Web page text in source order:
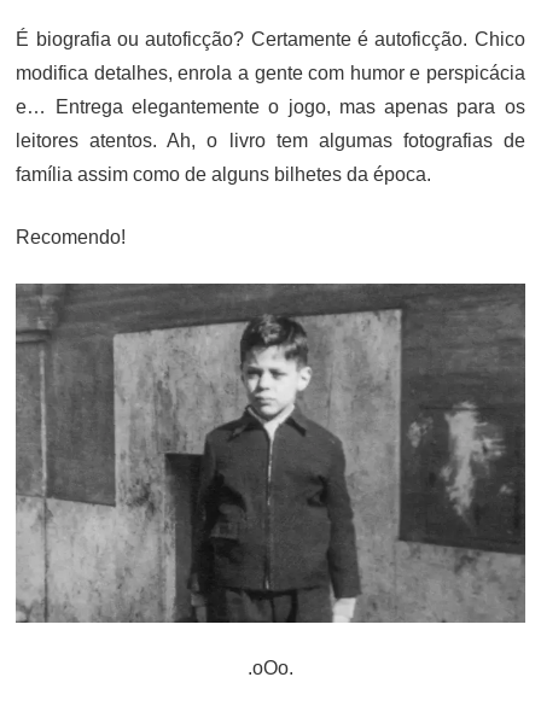
É biografia ou autoficção? Certamente é autoficção. Chico
modifica detalhes, enrola a gente com humor e perspicácia
e… Entrega elegantemente o jogo, mas apenas para os
leitores atentos. Ah, o livro tem algumas fotografias de
família assim como de alguns bilhetes da época.
Recomendo!
.oOo.